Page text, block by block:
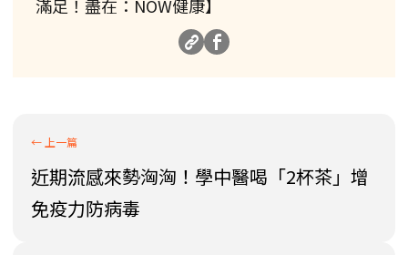
滿足！盡在：NOW健康】
近期流感來勢洶洶！學中醫喝「2杯茶」增
免疫力防病毒